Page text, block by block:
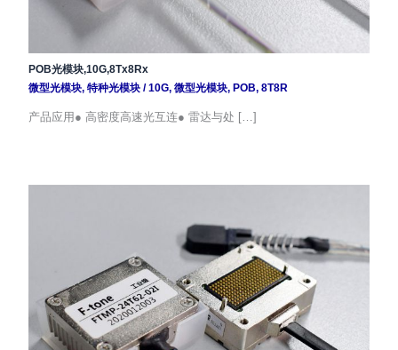
POB光模块,10G,8Tx8Rx
微型光模块, 特种光模块/10G, 微型光模块, POB, 8T8R
产品应用● 高密度高速光互连● 雷达与处 […]